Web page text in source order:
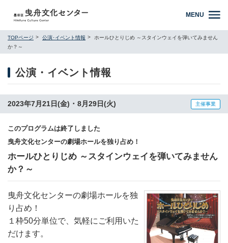
MENU
TOPページ 公演･イベント情報
ホールひとりじめ ～スタインウェイを弾いてみません
か？～
公演・イベント情報
2023年7月21日(金) ･ 8月29日(火) 主催事業
このプログラムは終了しました
曳舟文化センターの劇場ホールを独り占め！
ホールひとりじめ ～スタインウェイを弾いてみません
か？～
曳舟文化センターの劇場ホールを独
り占め！
１枠50分単位で、気軽にご利用いた
だけます。